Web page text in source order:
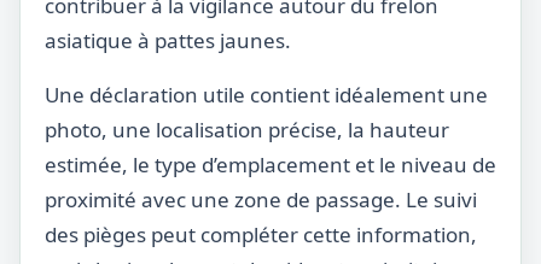
asiatique à pattes jaunes.
Une déclaration utile contient idéalement une
photo, une localisation précise, la hauteur
estimée, le type d’emplacement et le niveau de
proximité avec une zone de passage. Le suivi
des pièges peut compléter cette information,